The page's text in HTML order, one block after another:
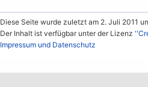
Diese Seite wurde zuletzt am 2. Juli 2011
Der Inhalt ist verfügbar unter der Lizenz
Impressum und Datenschutz